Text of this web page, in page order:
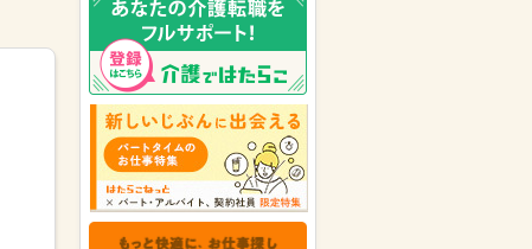
福岡県の女性がパーソルテンプス
タッフ株式会社にキニナルを送り
ました。
パーソルテンプスタッフ株式会社
が福岡県の女性にキニナルを送り
ました。
福岡県の男性が
パーソルテンプス
タッフ株式会社にキニナルを送り
ました。
福岡県の女性がトランスコスモス